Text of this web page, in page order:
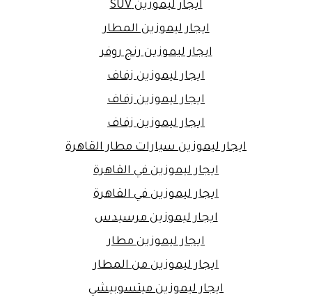
ايجار ليموزين SUV
ايجار ليموزين المطار
ايجار ليموزين رنج روفر
ايجار ليموزين زفاف
ايجار ليموزين زفاف
ايجار ليموزين زفاف
ايجار ليموزين سيارات مطار القاهرة
ايجار ليموزين في القاهرة
ايجار ليموزين في القاهرة
ايجار ليموزين مرسيدس
ايجار ليموزين مطار
ايجار ليموزين من المطار
ايجار ليموزين ميتسوبيشي